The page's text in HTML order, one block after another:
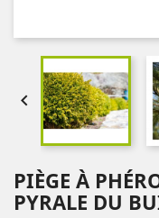

PIÈGE À
PYRALE DU